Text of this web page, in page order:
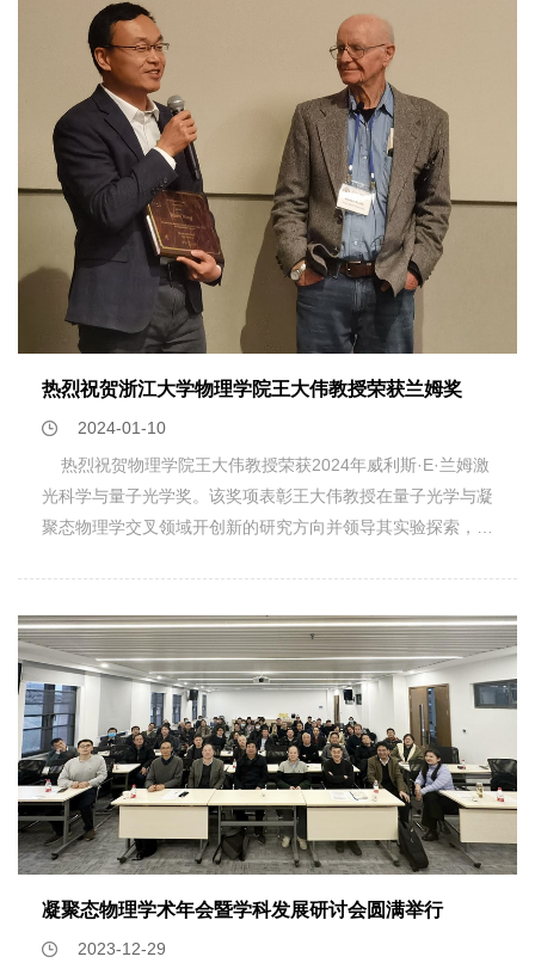
磁化率、比热以及核磁共振等测量分析表明该新材料是一种强
关联“坏金属”（类似于铁基超导体母体材料），具有自旋密度
波（一种磁有序）转变，这些与上述钒基笼目体系显著不同。
第一性原理计算表明，CsCr3Sb5的费米能很靠近量子干涉相
消导致的平带，而钒基体系中的费米能则位于范霍夫奇点附
近。图1 竹筐中的笼目图案(a)、铬基笼目材料的晶体照片
(b)、CsCr3Sb5中的二维笼目晶格(c)以及铬基和钒基材料电
子结构的比较(d)。非常规超导体一般都具有与磁性相联系的
普适电子相图。通过调节控制参量（化学掺杂、压力、电场
等），磁有序可被逐渐压制，随之出现非常规超导电性。本工
作揭示出铬基笼目晶格体系也具有类似的电子相图：通过施加
压力，磁有序或密度波序被逐渐抑制，直至出现超导电性。值
得一提的是，最高TC(6.4 K)出现在磁有序消失的压力点（亦
被称为量子临界点，QCP）附近，此时的上临界磁场超过泡
奇异金属）行为。此外，非常规超导体的另一显著特征是它的
规超导体相当。总之，该强关联磁性笼目体系展现出非常规超
导机理问题。图2 (a) 非常规超导体的普适电子相图示意图；
(b) 铬基笼目超导体CsCr3Sb5的电子相图。 图3 常规超导体
与非常规超导体按照超导转变温度TC及费米温度TF的分布。
铬基笼目超导体CsCr3Sb5的TC/TF值与典型非常规超导体相
当。浙江大学/浙江工业大学刘艺博士、中国科学院物理研究
所刘子儀副研究员、杭州师范大学/上海大学鲍金科副教授为
论文的共同第一作者，中国科学院物理研究所周睿特聘研究
员、程金光研究员以及浙江大学曹光旱教授为共同通讯作者。
依、刘长超同学以及刘继永实验师、陶前博士、曹超教授、许
祝安教授等，中国科学院物理研究所研究生申沁鑫同学、杨芃
了磁性拓扑电子材料和拓扑平带电子材料的分类和计算，相关
工作分别于2020年和2022年发表在Nature上。“随着拓扑能带
理论的快速发展，由晶体对称性保护的拓扑电子态得到了系统
研究。在电子体系之外发现新型拓扑物态或‘准粒子’，探索拓
扑物态与其它量子物态的内在联系已成为凝聚态物理领域的前
沿热点之一。”徐远锋说。拓扑声子是拓扑材料领域近年来的
后起之秀。与电子一样，固体材料中原子的振动模式（声子）
也可以定义拓扑性质，拓扑声子材料的研究领域涵盖物理学、
材料学、声学等多个领域，其应用前景也非常广阔。然而，在
真实的三维晶体材料中发现拓扑声子还存在很大的偶然性，寻
找过程异常艰难，至今新型的拓扑声子物态以及理想的拓扑声
效地找到理想的拓扑声子材料呢？“由于对晶体材料中声子谱
的探测非常耗时耗力，如果没有成熟的理论和数值模拟作为支
撑，光靠做实验来发现拓扑声子材料无异于大海捞针，我们希
望能够借鉴拓扑电子态的相关理论方法来快速寻找拓扑声子体
系。”徐远锋说。图 SEQ 图 \* ARABIC 1 高通量计算拓扑声子
体材料中原子集体振动激发的能量准粒子。跟电子等费米子相
比，声子不具有自旋自由度，如果要构建它的拓扑分类理论，
可以参考无自旋-轨道耦合的电子系统。顺着这个思路，徐远
锋与美国普林斯顿大学B. Andrei Bernevig教授等多个国际团
队合作，采用无自旋的拓扑量子化学理论结合高通量计算的方
法，对一万多种晶体材料的声子谱进行了解析，通过计算得到
了声子谱的对称性特征和拓扑性质，包括丰富的拓扑简并点或
简并线、“脆拓扑”声子能带以及可类比电子共价键的“阻塞型
拓扑”声子能带。经统计，超过一半的晶体材料中存在着不同
类型的拓扑声子结构，这也向人们进一步展示了拓扑物态在声
子体系中的普遍存在性。图 SEQ 图 \* ARABIC 2 不同类型材
料中的拓扑声子表面态同时，团队还对所有材料的拓扑声子表
面态进行了计算，并建立了拓扑声子材料数据库。打开这个数
术手段：通过拍摄电子脉冲在不同时刻穿过驻波脉冲产生的衍
射条纹，人们可以直接观测电子的相位信息。 我们知道，一
束光在经过光栅后会发生衍射。物理学家卡皮查和狄拉克在
1933年提出，当电子束经过一个持续驻波光场时，同样也会
发生衍射，这就是传统的卡皮查-狄拉克效应。由于技术限
制，该现象直到2001年才被美国科学家首次实验证实。传统
卡皮查-狄拉克效应的妙趣在于：波粒二象性的本质在这个效
应中得到了最完美的阐述，粒子和波的角色转换了两次，电子
从粒子变成了波，而光栅则从实体的材料变为非实体的光场。
在这项研究中，林康和Reinhard Dörner提出采用泵浦-探测方
案对传统的卡皮查-狄拉克效应进行拓展。新方案重置了观测
对象和手段：先用一束飞秒脉冲电离中性原子产生电子脉冲，
然后再用一束时间延迟的飞秒驻波去衍射该电子脉冲。“我们
说。图：超快卡皮查-狄拉克效应衍射条纹 不妨简单地将实验
理解成给运动员拍照，新升级的方案增加了“连拍”功能，光子
驻波的每一次脉冲就等效于一次“快门”，多次脉冲就能对电子
运动员照片。在这里，时间就像一把尺，将电子脉冲运动的过
程直观地切分成了多个画面，实现超快动力学分辨。最终，超
快卡皮查-狄拉克效应清晰地展现在研究团队眼前。连拍图像
完美呈现了电子脉冲在不同时刻被光子驻波脉冲衍射后的画
面。其中，光子脉冲驻波以60飞秒的“快门”、间隔100飞秒进
行“连拍”，记录了电子脉冲随时间的演变。相比而言，传统的
卡皮查-狄拉克效应没有时间快门，它呈现的是静态画面。
图：超快卡皮查-狄拉克效应连拍 林康介绍，这项研究将传统
卡皮查-狄拉克效应进一步拓展至时间维度，实现了对电子运
动过程中相位演化的超快时间分辨。杂志审稿人认为：论文非
常好且清晰，数据非常令人兴奋，观测结果是新的且重要的，
热烈祝贺浙江大学物理学院王大伟教授荣获兰姆奖
2024-01-10
热烈祝贺物理学院王大伟教授荣获2024年威利斯·E·兰姆激
光科学与量子光学奖。该奖项表彰王大伟教授在量子光学与凝
聚态物理学交叉领域开创新的研究方向并领导其实验探索，包
光源进行精密测量研究。 威利斯·E·兰姆激光科学与量子光
学奖每年颁发一次，以表彰对该领域做出杰出贡献的科学家。
该奖项为纪念著名激光物理学家威利斯·E·兰姆而设立。他于
1955年因发现氢原子兰姆位移而获得诺贝尔物理学奖，并为
激光理论的发展做出了奠基性贡献。
凝聚态物理学术年会暨学科发展研讨会圆满举行
2023-12-29